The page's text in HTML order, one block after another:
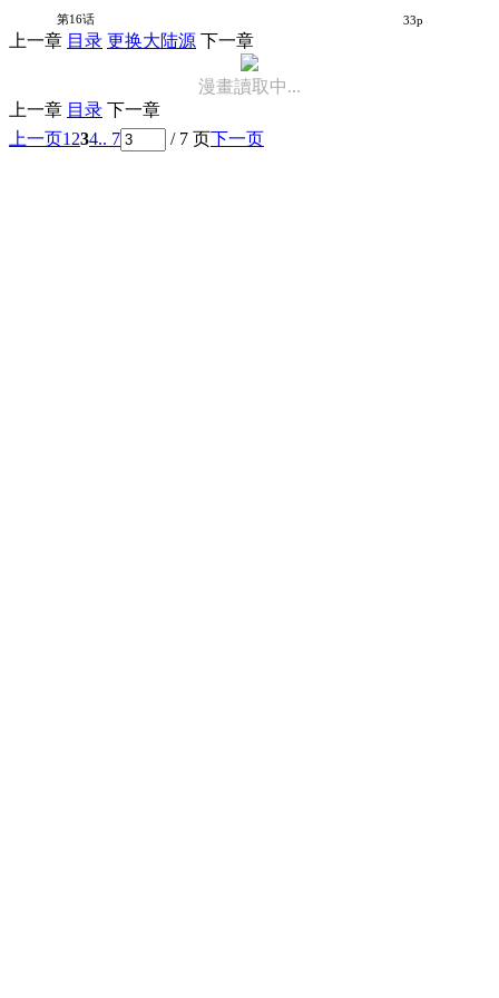
第16话 33p
上一章 目录 更换大陆源 下一章
漫畫讀取中...
上一章 目录 下一章
上一页1 234.. 7 / 7 页下一页